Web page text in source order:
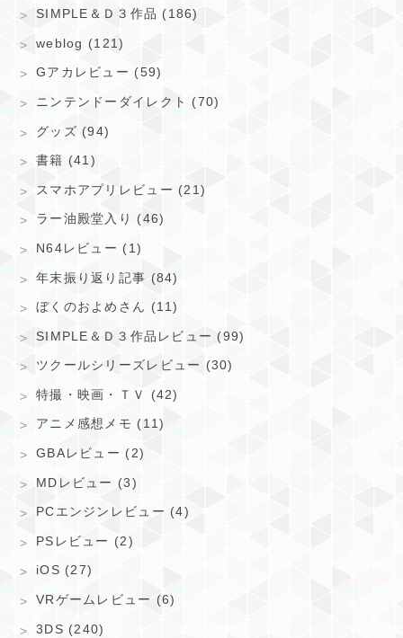
SIMPLE＆Ｄ３作品 (186)
weblog (121)
Gアカレビュー (59)
ニンテンドーダイレクト (70)
グッズ (94)
書籍 (41)
スマホアプリレビュー (21)
ラー油殿堂入り (46)
N64レビュー (1)
年末振り返り記事 (84)
ぼくのおよめさん (11)
SIMPLE＆Ｄ３作品レビュー (99)
ツクールシリーズレビュー (30)
特撮・映画・ＴＶ (42)
アニメ感想メモ (11)
GBAレビュー (2)
MDレビュー (3)
PCエンジンレビュー (4)
PSレビュー (2)
iOS (27)
VRゲームレビュー (6)
3DS (240)